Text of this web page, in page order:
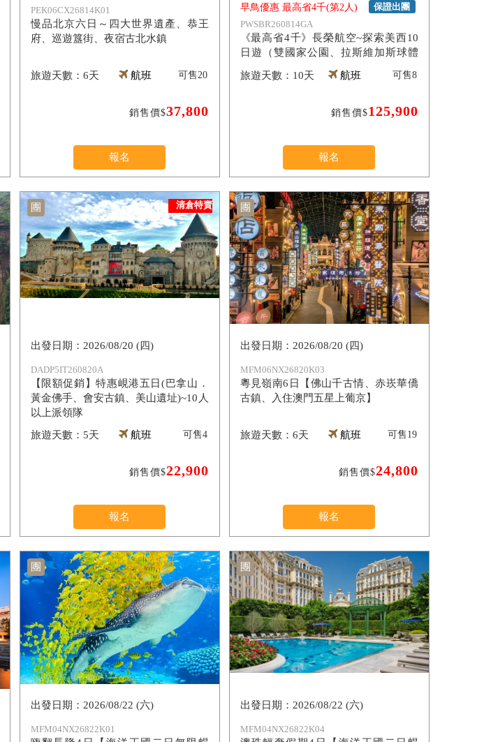
PEK06CX26814K01
慢品北京六日～四大世界遺產、恭王
府、巡遊簋街、夜宿古北水鎮
6天 航班
銷售價$37,800
可售20
報名
早鳥優惠 最高省4千(第2人)
PWSBR260814GA
《最高省4千》長榮航空~探索美西10
日遊（雙國家公園、拉斯維加斯球體
（入內參觀）、羚羊峽谷雙奇觀、環球
影城）
保證出團
10天 航班
銷售價$125,900
可售8
報名
團
DADP5IT260820A
【限額促銷】特惠峴港五日(巴拿山．
黃金佛手、會安古鎮、美山遺址)~10人
以上派領隊
5天
2026/08/20 (四)
航班
銷售價$22,900
可售4
報名
清倉特賣 團
MFM06NX26820K03
粵見嶺南6日【佛山千古情、赤崁華僑
古鎮、入住澳門五星上葡京】
6天
2026/08/20 (四)
航班
銷售價$24,800
可售19
報名
團
MFM04NX26822K01
2026/08/22 (六)
團
MFM04NX26822K04
2026/08/22 (六)